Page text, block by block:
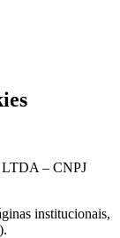
LTDA – CNPJ
institucionais,